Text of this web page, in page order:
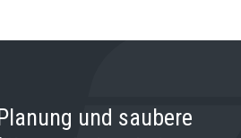
und saubere